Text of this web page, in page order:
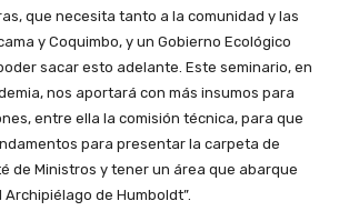
que necesita tanto a la comunidad y las
y Coquimbo, y un Gobierno Ecológico
sacar esto adelante. Este seminario, en
nos aportará con más insumos para
entre ella la comisión técnica, para que
para presentar la carpeta de
de Ministros y tener un área que abarque
de Humboldt”.